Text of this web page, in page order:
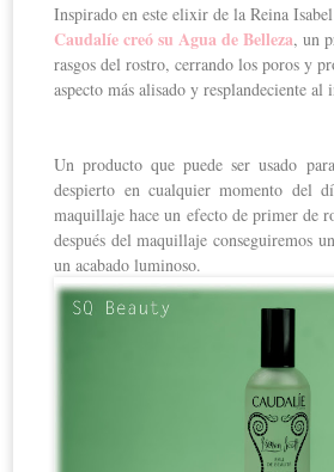
Inspirado en este elixir de la Reina
Caudalíe creó su Agua de Belleza, un
rasgos del rostro, cerrando los poros y
aspecto más alisado y resplandeciente al
Un producto que puede ser usado
despierto en cualquier momento del
maquillaje hace un efecto de primer de
después del maquillaje conseguiremos
un acabado luminoso.